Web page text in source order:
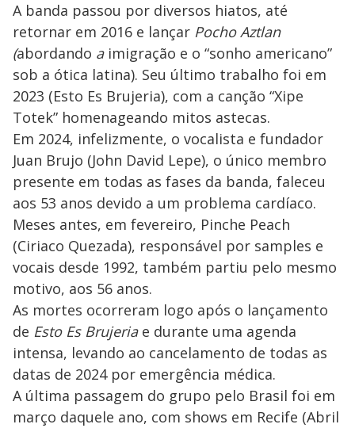
A banda passou por diversos hiatos, até
retornar em 2016 e lançar Pocho Aztlan
(abordando a imigração e o “sonho americano”
sob a ótica latina). Seu último trabalho foi em
2023 (Esto Es Brujeria), com a canção “Xipe
Totek” homenageando mitos astecas.
Em 2024, infelizmente, o vocalista e fundador
Juan Brujo (John David Lepe), o único membro
presente em todas as fases da banda, faleceu
aos 53 anos devido a um problema cardíaco.
Meses antes, em fevereiro, Pinche Peach
(Ciriaco Quezada), responsável por samples e
vocais desde 1992, também partiu pelo mesmo
motivo, aos 56 anos.
As mortes ocorreram logo após o lançamento
de Esto Es Brujeriae durante uma agenda
intensa, levando ao cancelamento de todas as
datas de 2024 por emergência médica.
A última passagem do grupo pelo Brasil foi em
março daquele ano, com shows em Recife (Abril